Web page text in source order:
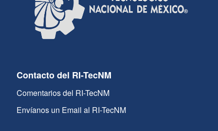
Contacto del RI-TecNM
Comentarios del RI-TecNM
Envíanos un Email al RI-TecNM